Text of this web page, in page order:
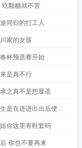
吃颗糖就不苦
同归的打工人
家的女孩
杯预选赛开始
是真不行
之真不是想显圣
是在进进出出后便被
你这里有鞋套吗
你也不要再来